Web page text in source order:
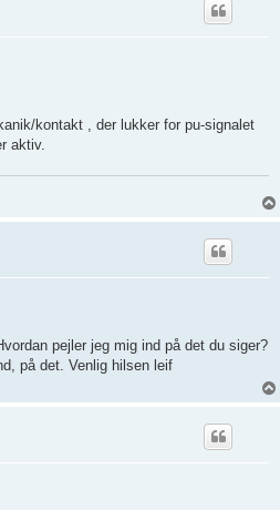
kontakt , der lukker for pu-signalet
aktiv.
pejler jeg mig ind på det du siger?
på det. Venlig hilsen leif